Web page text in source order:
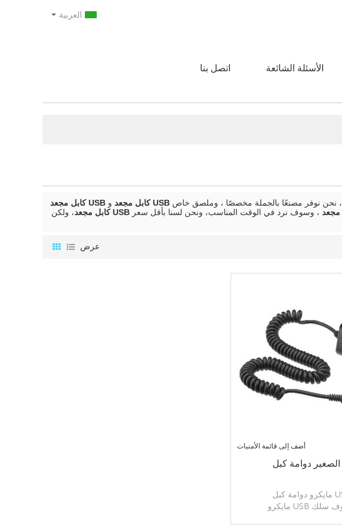
العربية
الأسئلة الشائعة اتصل بنا
، نحن نوفر مصنعًا بالجملة مخصصًا ، وملصق خاص USB كابل مجعد و USB كابل مجعد
، وسوف نرد في الوقت المناسب، ونحن لسنا بأقل سعر USB كابل مجعد
، ولكن
عرض
أضف إلى قائمة الأمنيات